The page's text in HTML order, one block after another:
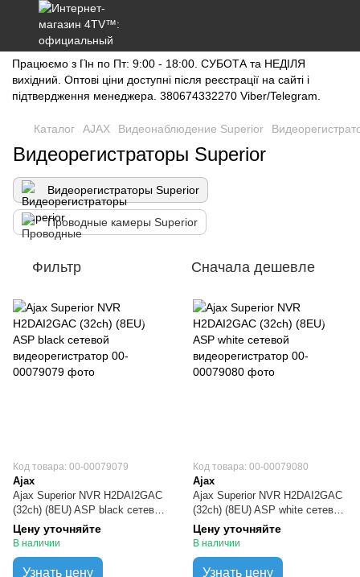
Працюємо з Пн по Пт: 9:00 - 18:00. СУБОТА та НЕДІЛЯ
вихідний. Оптові ціни доступні після реєстрації на сайті і
підтвердження менеджера. 380674332270 Viber/Telegram.
Каталог AJAX Видеонаблюдение Superior
Видеорегистраторы Superior
Видеорегистраторы Superior
Проводные камеры Superior
Фильтр Сначала дешевле
Код товара: 00-00079079
Ajax
Ajax Superior NVR H2DAI2GAC
(32ch) (8EU) ASP black сетевой
видеорегистратор
Цену уточняйте
В наличии
Узнать цену
Код товара: 00-00079080
Ajax
Ajax Superior NVR H2DAI2GAC
(32ch) (8EU) ASP white сетевой
видеорегистратор
Цену уточняйте
В наличии
Узнать цену